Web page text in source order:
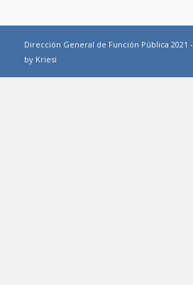
Dirección General de Función Pública 2021 -
by Kriesi